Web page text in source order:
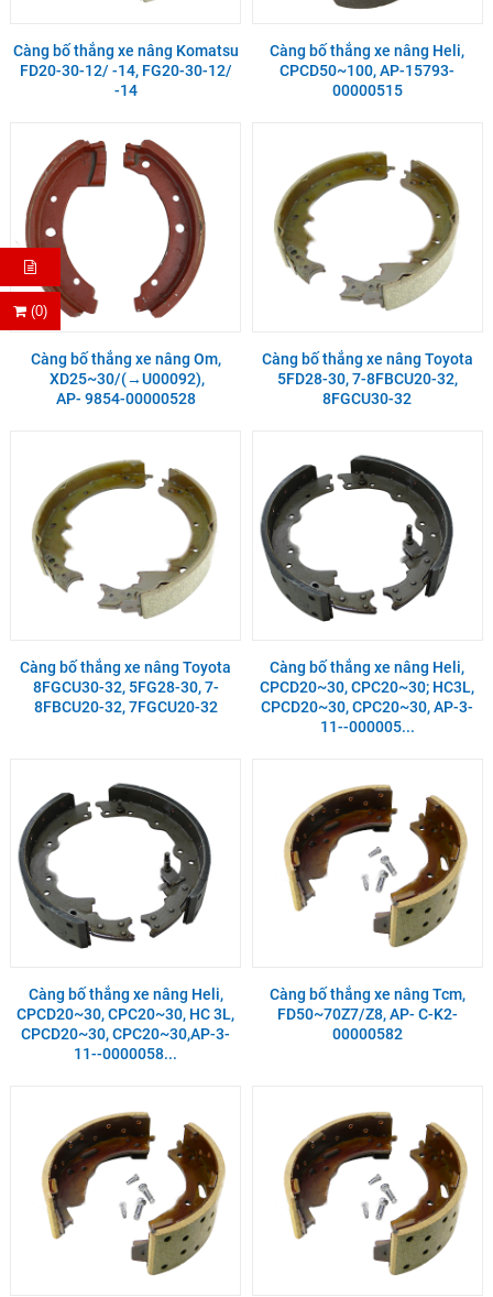
(0)
Càng bố thắng xe nâng Komatsu
FD20-30-12/ -14, FG20-30-12/
-14
Càng bố thắng xe nâng Heli,
CPCD50~100, AP-15793-
00000515
Càng bố thắng xe nâng Om,
XD25~30/(→U00092),
AP- 9854-00000528
Càng bố thắng xe nâng Toyota
5FD28-30, 7-8FBCU20-32,
8FGCU30-32
Càng bố thắng xe nâng Toyota
8FGCU30-32, 5FG28-30, 7-
8FBCU20-32, 7FGCU20-32
Càng bố thắng xe nâng Heli,
CPCD20~30, CPC20~30; HC3L,
CPCD20~30, CPC20~30, AP-3-
11--000005...
Càng bố thắng xe nâng Heli,
CPCD20~30, CPC20~30, HC 3L,
CPCD20~30, CPC20~30,AP-3-
11--0000058...
Càng bố thắng xe nâng Tcm,
FD50~70Z7/Z8, AP- C-K2-
00000582